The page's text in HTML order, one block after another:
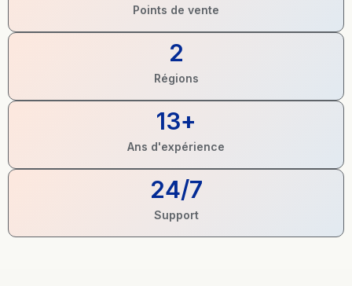
Points de vente
Régions
2
Ans d'expérience
13+
Support
24/7